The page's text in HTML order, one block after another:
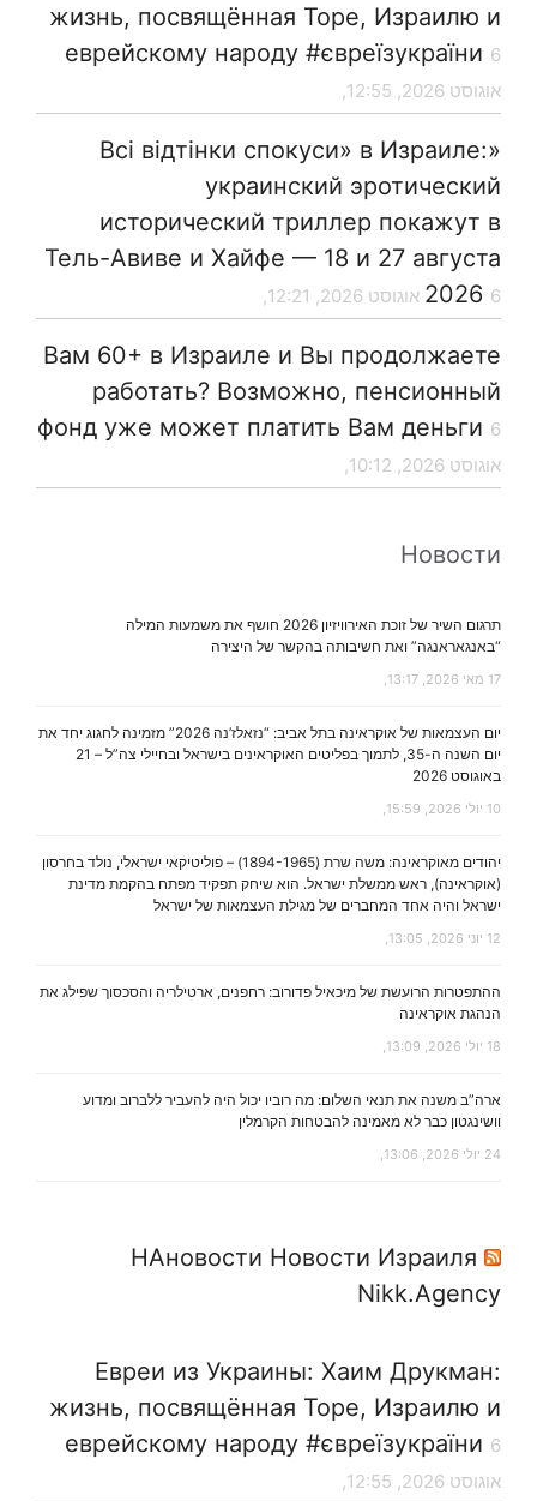
жизнь, посвящённая Торе, Израилю и
еврейскому народу #євреїзукраїни 6
אוגוסט 2026, 12:55,
«Всі відтінки спокуси» в Израиле:
украинский эротический
исторический триллер покажут в
Тель-Авиве и Хайфе — 18 и 27 августа
2026 6 אוגוסט 2026, 12:21,
Вам 60+ в Израиле и Вы продолжаете
работать? Возможно, пенсионный
фонд уже может платить Вам деньги 6
אוגוסט 2026, 10:12,
Новости
תרגום השיר של זוכת האירוויזיון 2026 חושף את משמעות המילה
“באנגאראנגה” ואת חשיבותה בהקשר של היצירה
17 מאי 2026, 13:17,
יום העצמאות של אוקראינה בתל אביב: “נזאלז’נה 2026” מזמינה לחגוג יחד את
יום השנה ה-35, לתמוך בפליטים האוקראינים בישראל ובחיילי צה”ל – 21
באוגוסט 2026
10 יולי 2026, 15:59,
יהודים מאוקראינה: משה שרת (1894-1965) – פוליטיקאי ישראלי, נולד בחרסון
(אוקראינה), ראש ממשלת ישראל. הוא שיחק תפקיד מפתח בהקמת מדינת
ישראל והיה אחד המחברים של מגילת העצמאות של ישראל
12 יוני 2026, 13:05,
ההתפטרות הרועשת של מיכאיל פדורוב: רחפנים, ארטילריה והסכסוך שפילג את
הנהגת אוקראינה
18 יולי 2026, 13:09,
ארה”ב משנה את תנאי השלום: מה רוביו יכול היה להעביר ללברוב ומדוע
וושינגטון כבר לא מאמינה להבטחות הקרמלין
24 יולי 2026, 13:06,
НАновости Новости Израиля
Nikk.Agency
Евреи из Украины: Хаим Друкман:
жизнь, посвящённая Торе, Израилю и
еврейскому народу #євреїзукраїни 6
אוגוסט 2026, 12:55,